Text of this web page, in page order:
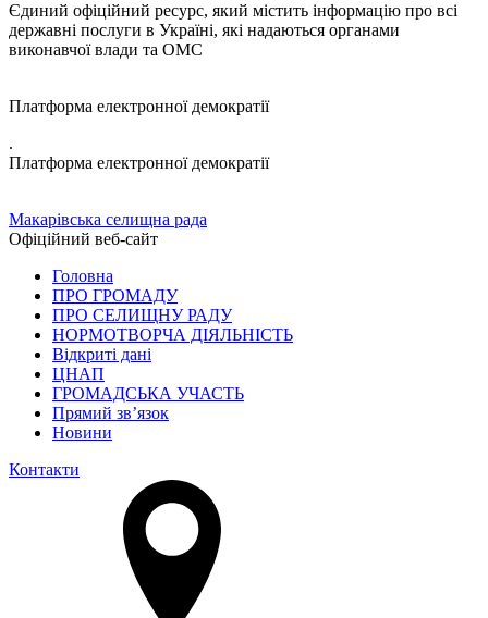
Єдиний офіційний ресурс, який містить інформацію про всі
державні послуги в Україні, які надаються органами
виконавчої влади та ОМС
Платформа електронної демократії
.
Платформа електронної демократії
Макарівська селищна рада
Офіційний веб-сайт
Головна
ПРО ГРОМАДУ
ПРО СЕЛИЩНУ РАДУ
НОРМОТВОРЧА ДІЯЛЬНІСТЬ
Відкриті дані
ЦНАП
ГРОМАДСЬКА УЧАСТЬ
Прямий зв’язок
Новини
Контакти